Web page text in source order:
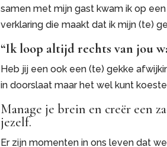
samen met mijn gast kwam ik op
verklaring die maakt dat ik mijn (te)
“Ik loop altijd rechts van jou
Heb jij een ook een (te) gekke
in doorslaat maar het wel kunt
Manage je brein en creër een
jezelf.
Er zijn momenten in ons leven dat